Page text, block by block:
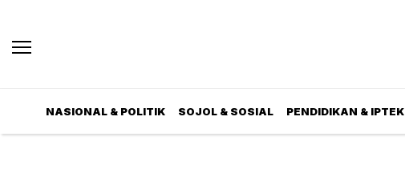
NASIONAL & POLITIK SOJOL & SOSIAL PENDIDIKAN & IPTEK